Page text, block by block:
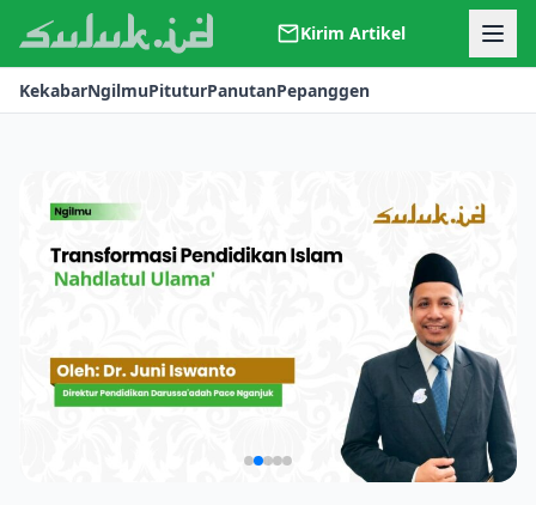
Kirim Artikel
Kerjasama
Kontak
KekabarNgilmuPituturPanutanPepanggen